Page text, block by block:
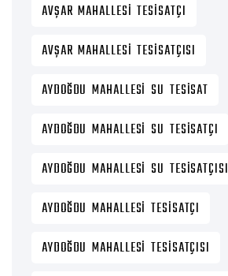
AVŞAR MAHALLESI TESISATÇI
AVŞAR MAHALLESI TESISATÇISI
AYDOĞDU MAHALLESI SU TESISAT
AYDOĞDU MAHALLESI SU TESISATÇI
AYDOĞDU MAHALLESI SU TESISATÇISI
AYDOĞDU MAHALLESI TESISATÇI
AYDOĞDU MAHALLESI TESISATÇISI